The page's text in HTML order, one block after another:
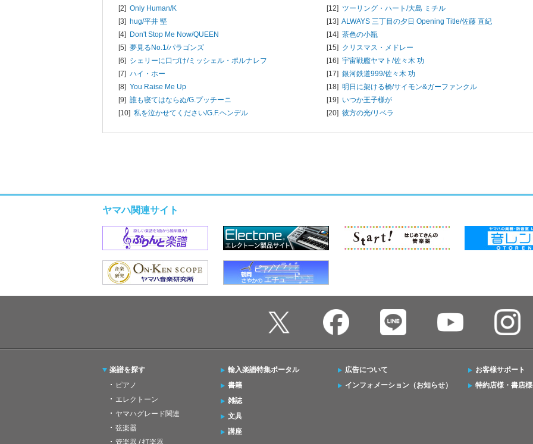
[2] Only Human/K
[3] hug/平井 堅
[4] Don't Stop Me Now/QUEEN
[5] 夢見るNo.1/パラゴンズ
[6] シェリーに口づけ/ミッシェル・ポルナレフ
[7] ハイ・ホー
[8] You Raise Me Up
[9] 誰も寝てはならぬ/G.プッチーニ
[10] 私を泣かせてください/G.F.ヘンデル
[12] ツーリング・ハート/大島 ミチル
[13] ALWAYS 三丁目の夕日 Opening Title/佐藤 直紀
[14] 茶色の小瓶
[15] クリスマス・メドレー
[16] 宇宙戦艦ヤマト/佐々木 功
[17] 銀河鉄道999/佐々木 功
[18] 明日に架ける橋/サイモン&ガーファンクル
[19] いつか王子様が
[20] 彼方の光/リベラ
ヤマハ関連サイト
楽譜を探す
ピアノ
エレクトーン
ヤマハグレード関連
弦楽器
管楽器 / 打楽器
輸入楽譜特集ポータル
書籍
雑誌
文具
講座
広告について
インフォメーション（お知らせ）
お客様サポート
特約店様・書店